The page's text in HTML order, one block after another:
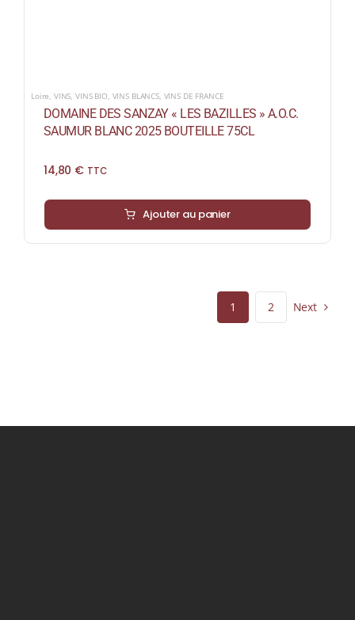
Loire VINS ,VINS BIO VINS BLANCS, VINS DE FRANCE
DOMAINE DES SANZAY « LES BAZILLES » A.O.C.
SAUMUR BLANC 2025 BOUTEILLE 75CL
14,80 € TTC
Ajouter au panier
1 2 Next